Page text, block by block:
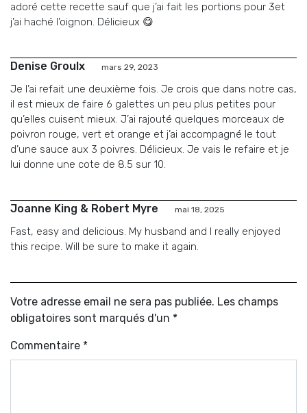
adoré cette recette sauf que j’ai fait les portions pour 3et
j’ai haché l’oignon. Délicieux 😋
Denise Groulx mars 29, 2023
Je l’ai refait une deuxième fois. Je crois que dans notre cas,
il est mieux de faire 6 galettes un peu plus petites pour
qu’elles cuisent mieux. J’ai rajouté quelques morceaux de
poivron rouge, vert et orange et j’ai accompagné le tout
d’une sauce aux 3 poivres. Délicieux. Je vais le refaire et je
lui donne une cote de 8.5 sur 10.
Joanne King & Robert Myre mai 18, 2025
Fast, easy and delicious. My husband and I really enjoyed
this recipe. Will be sure to make it again.
Votre adresse email ne sera pas publiée. Les champs
obligatoires sont marqués d'un *
Commentaire *